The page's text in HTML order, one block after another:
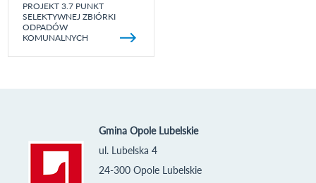
PROJEKT 3.7 PUNKT
SELEKTYWNEJ ZBIÓRKI
ODPADÓW
KOMUNALNYCH
Gmina Opole Lubelskie
ul. Lubelska 4
24-300 Opole Lubelskie